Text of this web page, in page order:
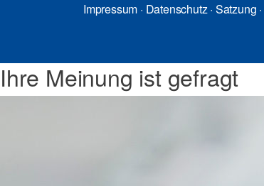
Impressum · Datenschutz· Satzung ·
Ihre Meinung ist gefragt